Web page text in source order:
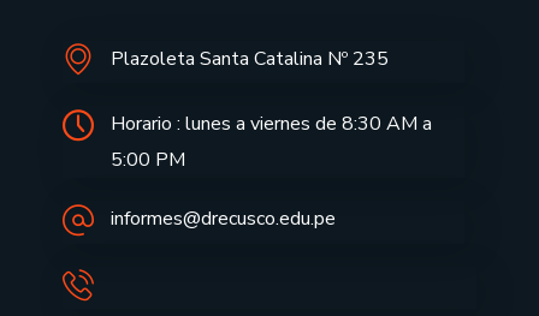
Plazoleta Santa Catalina Nº 235
Horario : lunes a viernes de 8:30 AM a
5:00 PM
informes@drecusco.edu.pe